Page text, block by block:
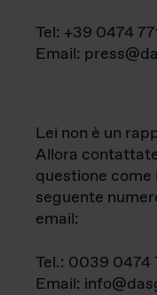
Tel: +39 0474
Email:
Lei non è un
Allora
questione
seguente
email:
Tel.: 0039 0474
Email: